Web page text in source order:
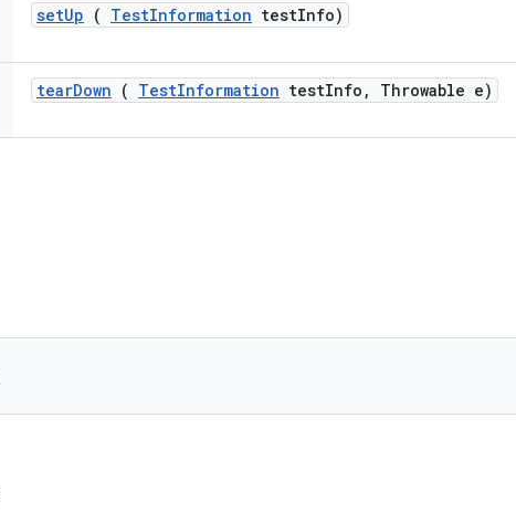
setUp ( TestInformation testInfo)
tearDown ( TestInformation testInfo , Throwable e)